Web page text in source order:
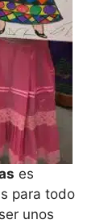
es
para todo
unos